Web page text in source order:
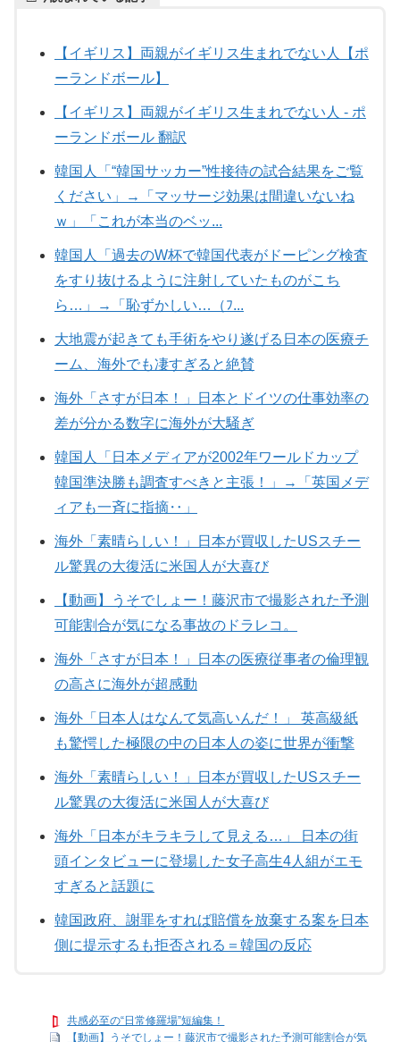
【イギリス】両親がイギリス生まれでない人【ポ
ーランドボール】
【イギリス】両親がイギリス生まれでない人 - ポ
ーランドボール 翻訳
韓国人「“韓国サッカー”性接待の試合結果をご覧
ください」→「マッサージ効果は間違いないね
ｗ」「これが本当のベッ...
韓国人「過去のW杯で韓国代表がドーピング検査
をすり抜けるように注射していたものがこち
ら…」→「恥ずかしい…（ﾌ...
大地震が起きても手術をやり遂げる日本の医療チ
ーム、海外でも凄すぎると絶賛
海外「さすが日本！」日本とドイツの仕事効率の
差が分かる数字に海外が大騒ぎ
韓国人「日本メディアが2002年ワールドカップ
韓国準決勝も調査すべきと主張！」→「英国メデ
ィアも一斉に指摘‥」
海外「素晴らしい！」日本が買収したUSスチー
ル驚異の大復活に米国人が大喜び
【動画】うそでしょー！藤沢市で撮影された予測
可能割合が気になる事故のドラレコ。
海外「さすが日本！」日本の医療従事者の倫理観
の高さに海外が超感動
海外「日本人はなんて気高いんだ！」 英高級紙
も驚愕した極限の中の日本人の姿に世界が衝撃
海外「素晴らしい！」日本が買収したUSスチー
ル驚異の大復活に米国人が大喜び
海外「日本がキラキラして見える…」 日本の街
頭インタビューに登場した女子高生4人組がエモ
すぎると話題に
韓国政府、謝罪をすれば賠償を放棄する案を日本
側に提示するも拒否される＝韓国の反応
共感必至の“日常修羅場”短編集！
【動画】うそでしょー！藤沢市で撮影された予測可能割合が気